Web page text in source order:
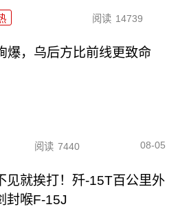
阅读 14739
爆，乌后方比前线更致命
阅读 7440 08-05
见就挨打！歼-15T百公里外
封喉F-15J